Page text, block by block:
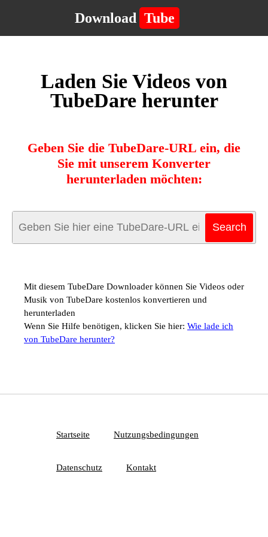
Download Tube
Laden Sie Videos von
TubeDare herunter
Geben Sie die TubeDare-URL ein, die
Sie mit unserem Konverter
herunterladen möchten:
Mit diesem TubeDare Downloader können Sie Videos oder
Musik von TubeDare kostenlos konvertieren und
herunterladen
Wenn Sie Hilfe benötigen, klicken Sie hier: Wie lade ich
von TubeDare herunter?
Startseite Nutzungsbedingungen
Datenschutz Kontakt